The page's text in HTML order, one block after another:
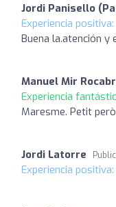
Jordi Panisello
Experiencia positiva:
Buena la.atención y
Manuel Mir
Experiencia
Maresme. Petit
Jordi Latorre
Experiencia positiva: